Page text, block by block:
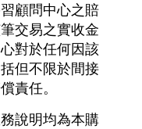
顧問中心之賠
交易之實收金
對於任何因該
但不限於間接
責任。
說明均為本購